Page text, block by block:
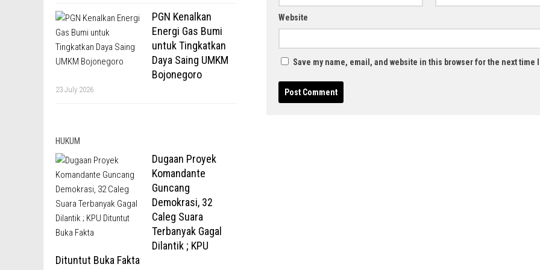
Website
Save my name, email, and website in this browser for the next time
PGN Kenalkan
Energi Gas Bumi
untuk Tingkatkan
Daya Saing UMKM
Bojonegoro
23 July 2026
HUKUM
Dugaan Proyek
Komandante
Guncang
Demokrasi, 32
Caleg Suara
Terbanyak Gagal
Dilantik ; KPU
Dituntut Buka Fakta